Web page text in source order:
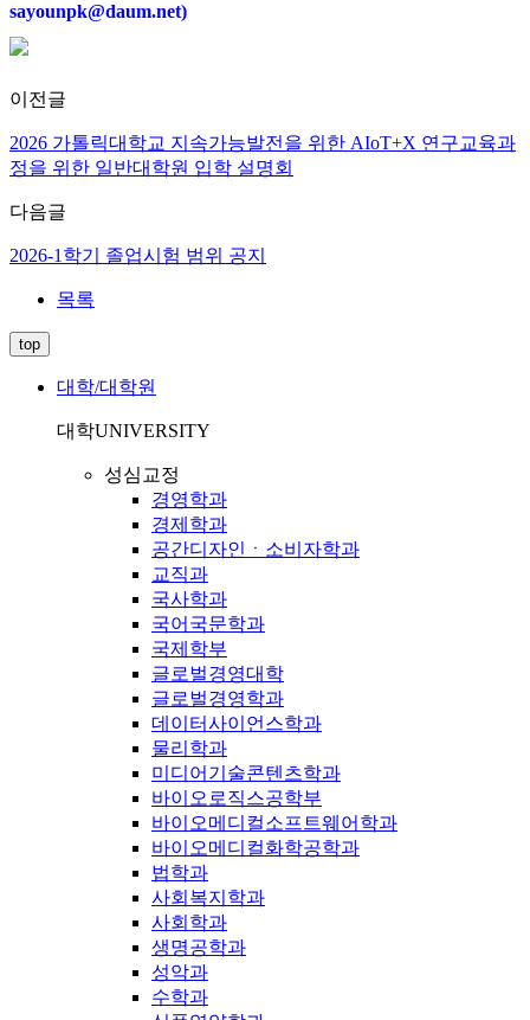
sayounpk@daum.net)
이전글
2026 가톨릭대학교 지속가능발전을 위한 AIoT+X 연구교육과
정을 위한 일반대학원 입학 설명회
다음글
2026-1학기 졸업시험 범위 공지
목록
top
대학/대학원
대학UNIVERSITY
성심교정
경영학과
경제학과
공간디자인ㆍ소비자학과
교직과
국사학과
국어국문학과
국제학부
글로벌경영대학
글로벌경영학과
데이터사이언스학과
물리학과
미디어기술콘텐츠학과
바이오로직스공학부
바이오메디컬소프트웨어학과
바이오메디컬화학공학과
법학과
사회복지학과
사회학과
생명공학과
성악과
수학과